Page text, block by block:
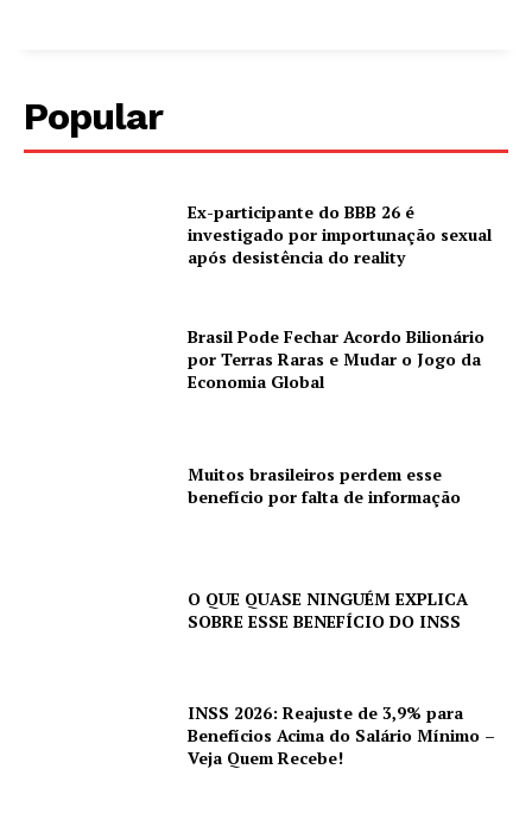
Popular
Ex-participante do BBB 26 é
investigado por importunação sexual
após desistência do reality
Brasil Pode Fechar Acordo Bilionário
por Terras Raras e Mudar o Jogo da
Economia Global
Muitos brasileiros perdem esse
benefício por falta de informação
O QUE QUASE NINGUÉM EXPLICA
SOBRE ESSE BENEFÍCIO DO INSS
INSS 2026: Reajuste de 3,9% para
Benefícios Acima do Salário Mínimo –
Veja Quem Recebe!